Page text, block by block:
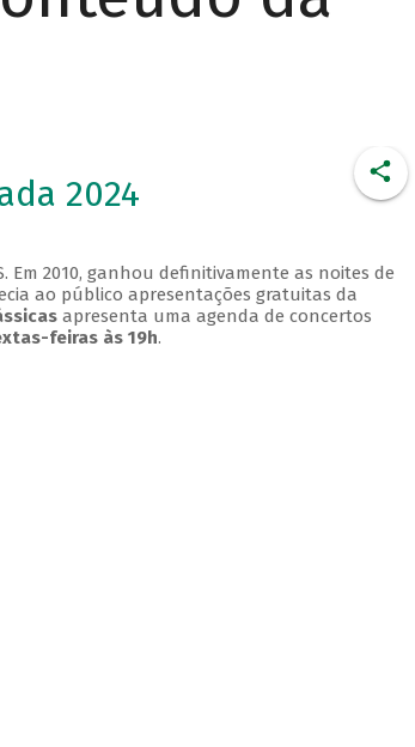
2024
Em 2010, ganhou definitivamente as noites de
ao público apresentações gratuitas da
apresenta uma agenda de concertos
feiras às 19h.